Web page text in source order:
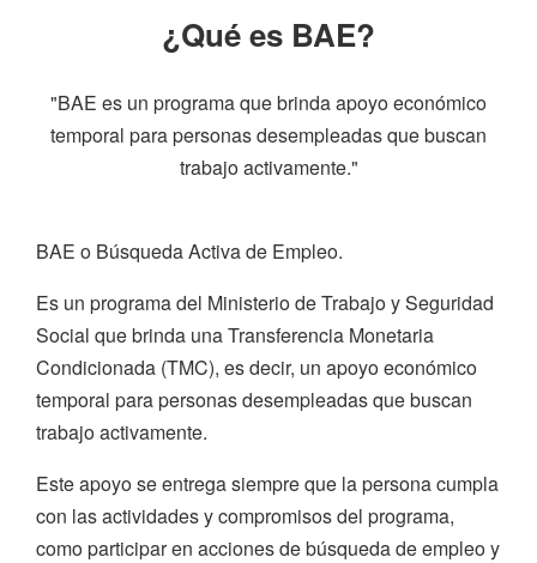
¿Qué es BAE?
"BAE es un programa que brinda apoyo económico
temporal para personas desempleadas que buscan
trabajo activamente."
BAE o Búsqueda Activa de Empleo.
Es un programa del Ministerio de Trabajo y Seguridad
Social que brinda una Transferencia Monetaria
Condicionada (TMC), es decir, un apoyo económico
temporal para personas desempleadas que buscan
trabajo activamente.
Este apoyo se entrega siempre que la persona cumpla
con las actividades y compromisos del programa,
como participar en acciones de búsqueda de empleo y